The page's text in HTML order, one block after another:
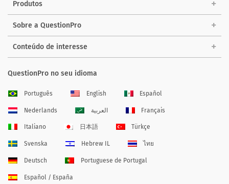
Produtos
Sobre a QuestionPro
Conteúdo de interesse
QuestionPro no seu idioma
Português English Español
Nederlands العربية Français
Italiano 日本語 Türkçe
Svenska Hebrew IL ไทย
Deutsch Portuguese de Portugal
Español / España